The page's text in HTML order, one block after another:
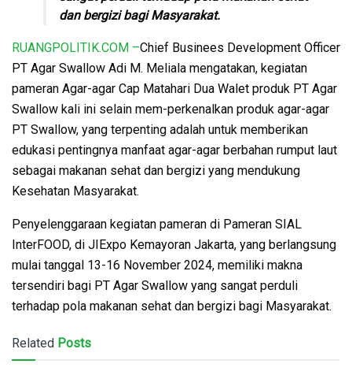
dan bergizi bagi Masyarakat.
RUANGPOLITIK.COM –Chief Businees Development Officer
PT Agar Swallow Adi M. Meliala mengatakan, kegiatan
pameran Agar-agar Cap Matahari Dua Walet produk PT Agar
Swallow kali ini selain mem-perkenalkan produk agar-agar
PT Swallow, yang terpenting adalah untuk memberikan
edukasi pentingnya manfaat agar-agar berbahan rumput laut
sebagai makanan sehat dan bergizi yang mendukung
Kesehatan Masyarakat.
Penyelenggaraan kegiatan pameran di Pameran SIAL
InterFOOD, di JIExpo Kemayoran Jakarta, yang berlangsung
mulai tanggal 13-16 November 2024, memiliki makna
tersendiri bagi PT Agar Swallow yang sangat perduli
terhadap pola makanan sehat dan bergizi bagi Masyarakat.
Related Posts